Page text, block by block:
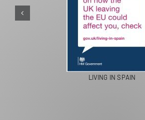
PASEOS EN CAMELLO